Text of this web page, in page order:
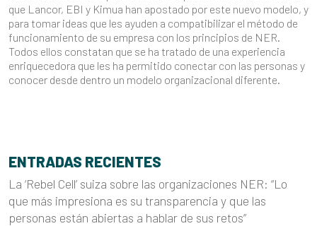
que Lancor, EBI y Kimua han apostado por este nuevo modelo, y
para tomar ideas que les ayuden a compatibilizar el método de
funcionamiento de su empresa con los principios de NER.
Todos ellos constatan que se ha tratado de una experiencia
enriquecedora que les ha permitido conectar con las personas y
conocer desde dentro un modelo organizacional diferente.
ENTRADAS RECIENTES
La ‘Rebel Cell’ suiza sobre las organizaciones NER: “Lo
que más impresiona es su transparencia y que las
personas están abiertas a hablar de sus retos”